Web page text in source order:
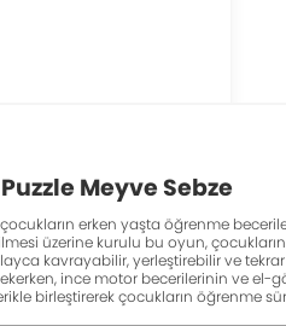
Meyve Sebze
çocukların erken yaşta öğrenme
üzerine kurulu bu oyun,
kavrayabilir, yerleştirebilir ve
ince motor becerilerinin ve
birleştirerek çocukların öğrenme